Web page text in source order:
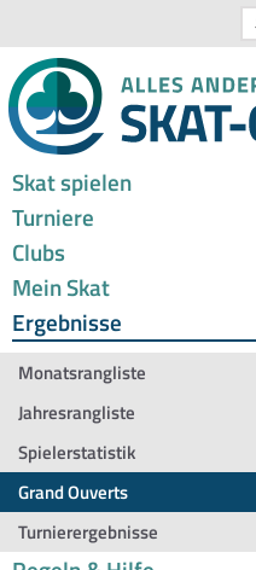
Skat spielen
Turniere
Clubs
Mein Skat
Ergebnisse
Monatsrangliste
Jahresrangliste
Spielerstatistik
Grand Ouverts
Turnierergebnisse